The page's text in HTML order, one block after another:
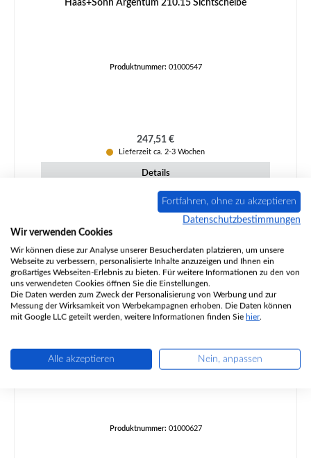
Haas+Sohn Argentum 210.15 Sichtscheibe
Produktnummer: 01000547
Regulärer Preis:
247,51 €
Lieferzeit ca. 2-3 Wochen
Details
Haas+Sohn Argentum 210.15 Ascherost
Produktnummer: 01000627
Fortfahren, ohne zu akzeptieren
Datenschutzbestimmungen
Wir verwenden Cookies
Wir können diese zur Analyse unserer Besucherdaten platzieren, um unsere
Webseite zu verbessern, personalisierte Inhalte anzuzeigen und Ihnen ein
großartiges Webseiten-Erlebnis zu bieten. Für weitere Informationen zu den von
uns verwendeten Cookies öffnen Sie die Einstellungen.
Die Daten werden zum Zweck der Personalisierung von Werbung und zur
Messung der Wirksamkeit von Werbekampagnen erhoben. Die Daten können
mit Google LLC geteilt werden, weitere Informationen finden Sie hier.
Alle akzeptieren Nein, anpassen